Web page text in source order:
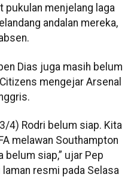
pukulan menjelang laga
andalan mereka,
Dias juga masih belum
mengejar Arsenal
4) Rodri belum siap. Kita
melawan Southampton
belum siap,” ujar Pep
resmi pada Selasa